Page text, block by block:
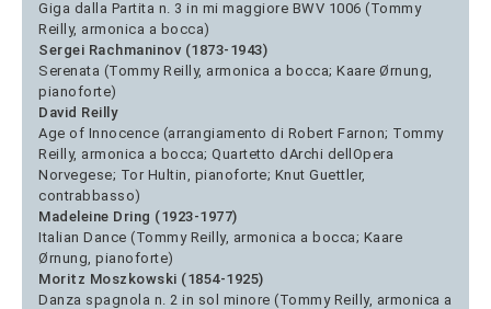
Giga dalla Partita n. 3 in mi maggiore BWV 1006 (Tommy
Reilly, armonica a bocca)
Sergei Rachmaninov (1873-1943)
Serenata (Tommy Reilly, armonica a bocca; Kaare Ørnung,
pianoforte)
David Reilly
Age of Innocence (arrangiamento di Robert Farnon; Tommy
Reilly, armonica a bocca; Quartetto dArchi dellOpera
Norvegese; Tor Hultin, pianoforte; Knut Guettler,
contrabbasso)
Madeleine Dring (1923-1977)
Italian Dance (Tommy Reilly, armonica a bocca; Kaare
Ørnung, pianoforte)
Moritz Moszkowski (1854-1925)
Danza spagnola n. 2 in sol minore (Tommy Reilly, armonica a